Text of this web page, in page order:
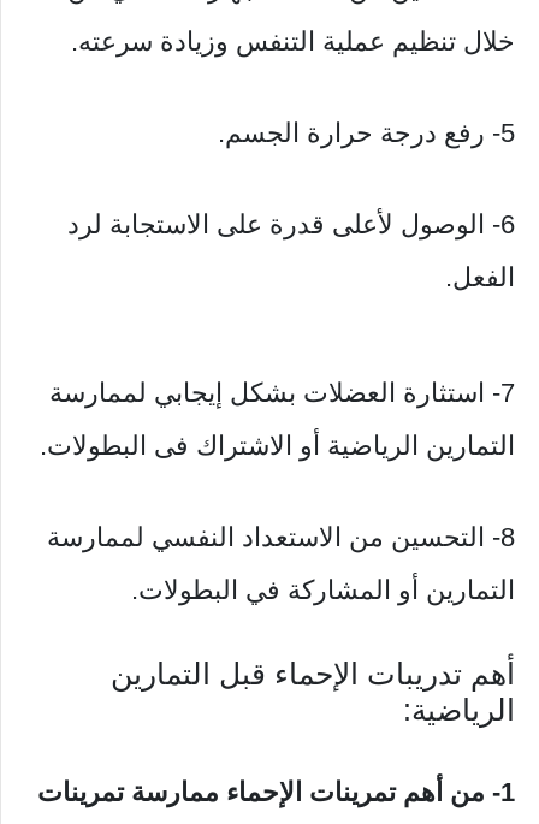
خلال تنظيم عملية التنفس وزيادة سرعته.
5- رفع درجة حرارة الجسم.
6- الوصول لأعلى قدرة على الاستجابة لرد
الفعل.
7- استثارة العضلات بشكل إيجابي لممارسة
التمارين الرياضية أو الاشتراك فى البطولات.
8- التحسين من الاستعداد النفسي لممارسة
التمارين أو المشاركة في البطولات.
أهم تدريبات الإحماء قبل التمارين
الرياضية:
1- من أهم تمرينات الإحماء ممارسة تمرينات